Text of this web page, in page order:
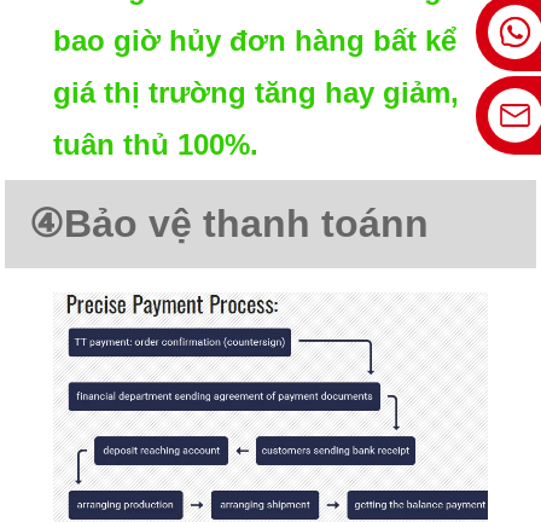
bao giờ hủy đơn hàng bất kể
giá thị trường tăng hay giảm,
tuân thủ 100%.
④Bảo vệ thanh toánn